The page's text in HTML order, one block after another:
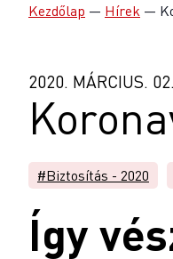
Kezdőlap — Hírek —
2020. MÁRCIUS. 02.
#Biztosítás - 2020
Így